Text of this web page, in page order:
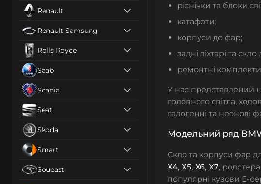
Renault
Renault Samsung
Rolls Royce
Saab
Scania
Seat
Skoda
Smart
Soueast
ріснічки та блоки
катафоти;
корпуси до фар;
задні ліхтарі та скло
ремонтні
У нас представлений
головного світла,
галогенні та неонові
Модельний ряд
Скло та корпуси фар
X4, X5, X6, X7, родстера
популярні кузови E-